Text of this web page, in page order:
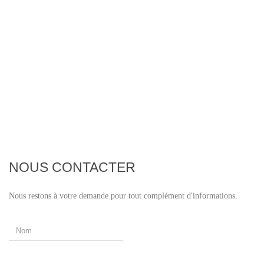
NOUS CONTACTER
Nous restons à votre demande pour tout complément d'informations.